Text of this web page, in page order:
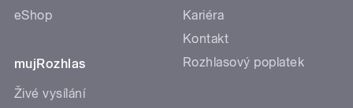
eShop
mujRozhlas
Živé vysílání
Kariéra
Kontakt
Rozhlasový poplatek